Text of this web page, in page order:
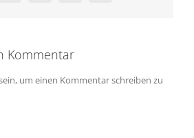
Kommentar
um einen Kommentar schreiben zu